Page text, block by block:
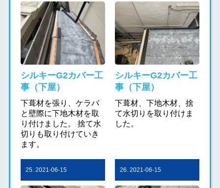
シルキーG2カバー工
事（下屋）
下葺材を張り、ケラバ
と壁際に下地木材を取
り付けました。 捨て水
切りも取り付けていき
ます。
シルキーG2カバー工
事（下屋）
下葺材、下地木材、捨
て水切りを取り付けま
した。
25. 2021-06-15 26. 2021-06-15